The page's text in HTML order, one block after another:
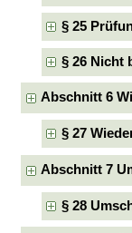
§ 25
§ 26 Nicht
Abschnitt 6
§ 27
Abschnitt 7
§ 28